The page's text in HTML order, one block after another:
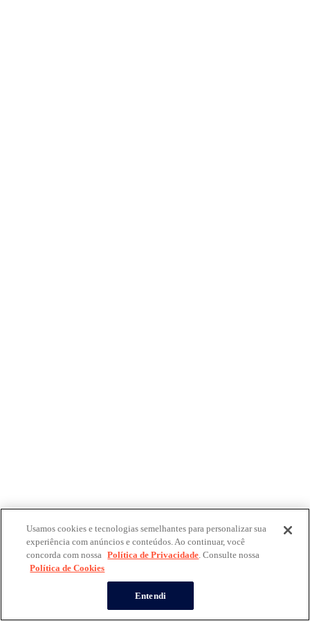
Usamos cookies e tecnologias semelhantes para personalizar sua
experiência com anúncios e conteúdos. Ao continuar, você
concorda com nossa Política de Privacidade. Consulte nossa
Política de Cookies
Entendi